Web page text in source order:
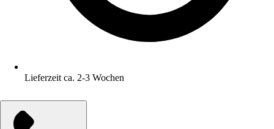
Lieferzeit ca. 2-3 Wochen